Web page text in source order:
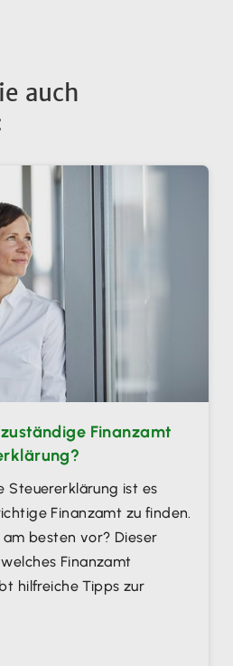
auch
Finanzamt
Steuererklärung ist es
Finanzamt zu finden.
besten vor? Dieser
Finanzamt
hilfreiche Tipps zur